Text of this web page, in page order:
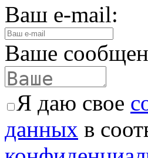
Ваш e-mail:
Ваше
Я даю свое
данных в